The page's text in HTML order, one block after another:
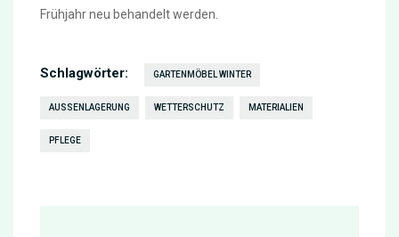
Frühjahr neu behandelt werden.
Schlagwörter: GARTENMÖBEL WINTER
AUSSENLAGERUNG WETTERSCHUTZ MATERIALIEN
PFLEGE